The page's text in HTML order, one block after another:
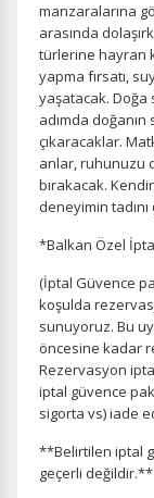
manzaralarına
arasında
türlerine hayran
yapma fırsatı,
yaşatacak.
adımda
çıkaracaklar.
anlar, ruhunuzu
bırakacak.
deneyimin tadını
*Balkan Özel
(İptal Güvence
koşulda
sunuyoruz. Bu
öncesine kadar
Rezervasyon
iptal güvence
sigorta vs) iade
**Belirtilen iptal
geçerli değildir.**